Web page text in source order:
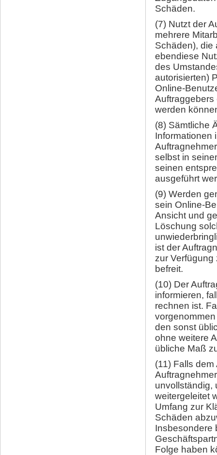
Schäden.
(7) Nutzt der
mehrere
Schäden), die
ebendiese
des
autorisierten)
Online-
werden
(8) Sämtliche
Informationen
selbst in
seinen
ausgeführt
(9) Werden
sein Online-
Ansicht und
Löschung
ist der
zur
befreit.
(10) Der
informieren,
rechnen ist.
den sonst
ohne weitere
übliche Maß
(11) Falls
unvollständig,
weitergeleitet
Umfang zur
Schäden
Insbesondere
Folge haben